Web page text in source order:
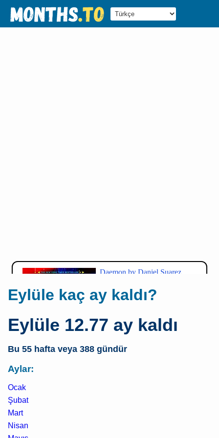
Eylüle kaç ay kaldı?
Eylüle 12.77 ay kaldı
Bu 55 hafta veya 388 gündür
Aylar:
Ocak
Şubat
Mart
Nisan